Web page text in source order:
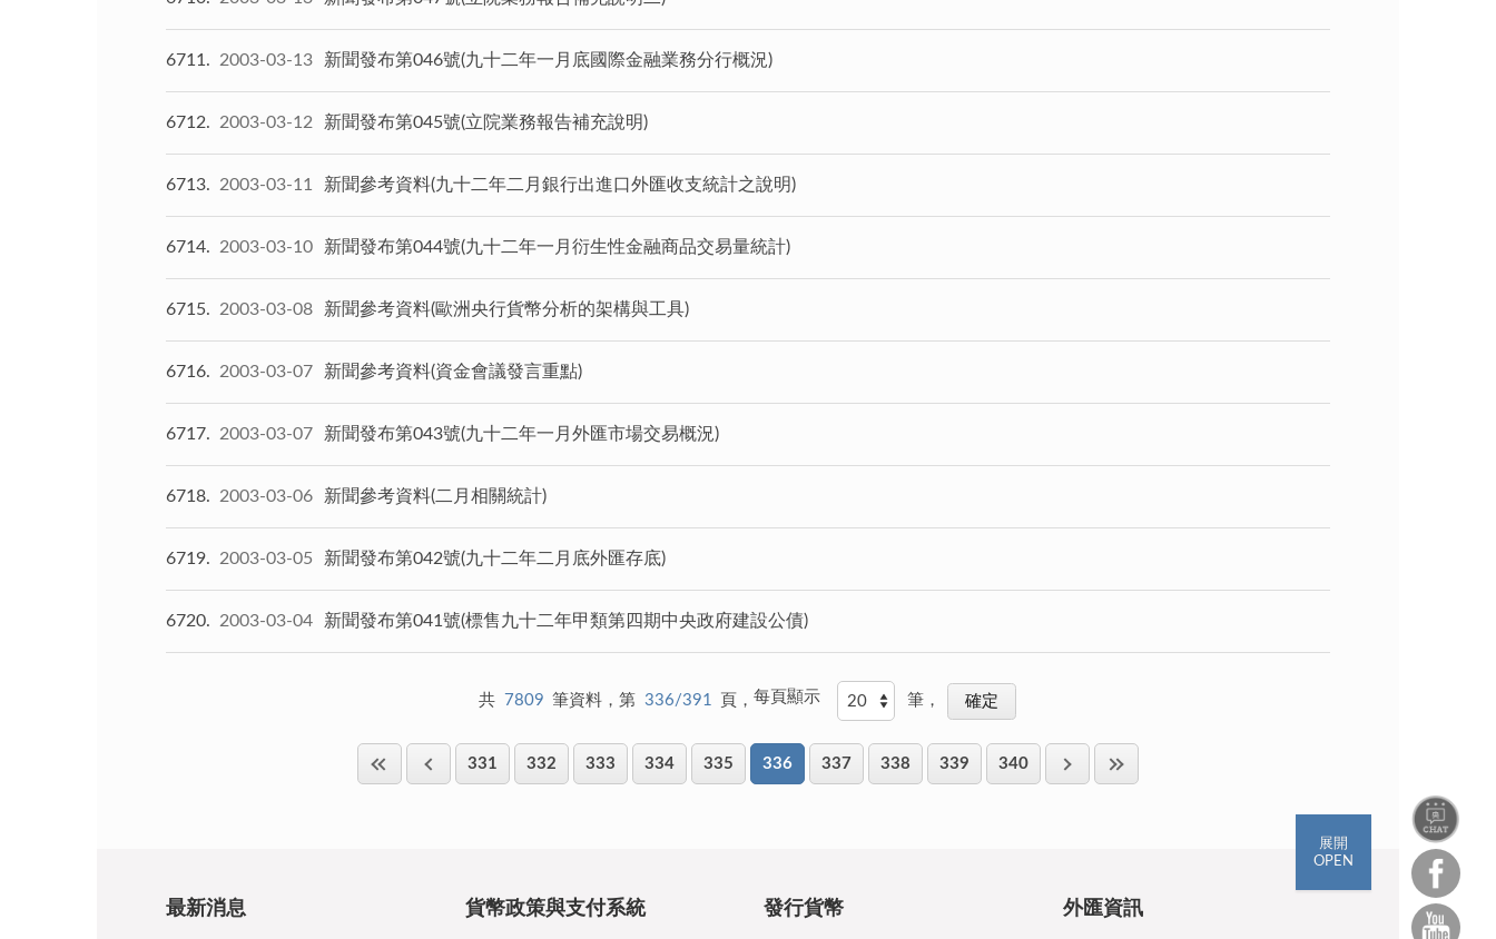
6711 2003-03-13 新聞發布第046號(九十二年一月底國際金融業務分行概況)
6712 2003-03-12 新聞發布第045號(立院業務報告補充說明)
6713 2003-03-11 新聞參考資料(九十二年二月銀行出進口外匯收支統計之說明)
6714 2003-03-10 新聞發布第044號(九十二年一月衍生性金融商品交易量統計)
6715 2003-03-08 新聞參考資料(歐洲央行貨幣分析的架構與工具)
6716 2003-03-07 新聞參考資料(資金會議發言重點)
6717 2003-03-07 新聞發布第043號(九十二年一月外匯市場交易概況)
6718 2003-03-06 新聞參考資料(二月相關統計)
6719 2003-03-05 新聞發布第042號(九十二年二月底外匯存底)
6720 2003-03-04 新聞發布第041號(標售九十二年甲類第四期中央政府建設公債)
共 7809 筆資料，第 336/391 頁， 每頁顯示 筆，
331 332 333 334 335 336 337 338 339 340
展開
OPEN
最新消息 貨幣政策與支付系統 發行貨幣 外匯資訊